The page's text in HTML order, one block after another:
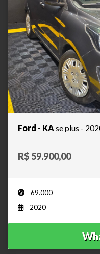
Ford - KA se plus -
R$ 59.900,00
69.000
2020